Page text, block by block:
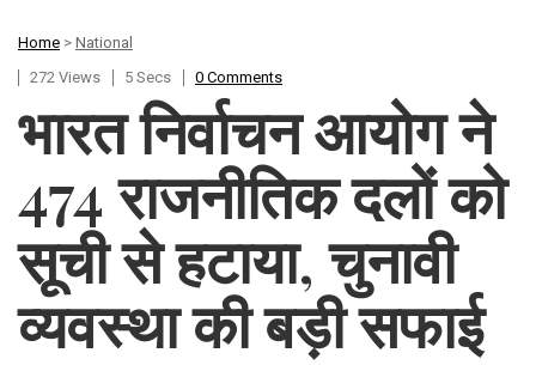
Home > National
272 Views
5 Secs 0 Comments
भारत निर्वाचन आयोग ने
474 राजनीतिक दलों को
सूची से हटाया, चुनावी
व्यवस्था की बड़ी सफाई